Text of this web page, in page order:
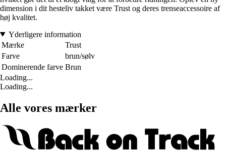
dimension i dit hesteliv takket være Trust og deres trenseaccessoire af
høj kvalitet.
Yderligere information
Mærke
Trust
Farve
brun/sølv
Dominerende farve Brun
Loading...
Loading...
Alle vores mærker